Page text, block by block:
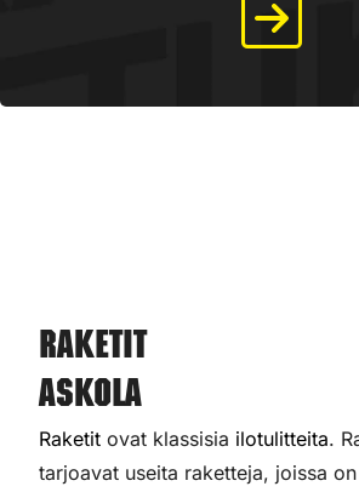
Raketit
Askola
Raketit ovat klassisia ilotulitteita.
tarjoavat useita raketteja, joissa